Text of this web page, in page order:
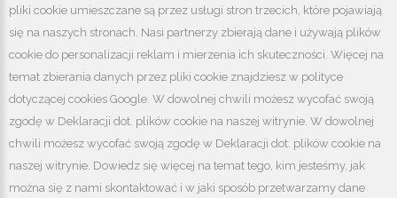
pliki cookie umieszczane są przez usługi stron trzecich, które pojawiają
się na naszych stronach. Nasi partnerzy zbierają dane i używają plików
cookie do personalizacji reklam i mierzenia ich skuteczności. Więcej na
temat zbierania danych przez pliki cookie znajdziesz w polityce
dotyczącej cookies Google. W dowolnej chwili możesz wycofać swoją
zgodę w Deklaracji dot. plików cookie na naszej witrynie. W dowolnej
chwili możesz wycofać swoją zgodę w Deklaracji dot. plików cookie na
naszej witrynie. Dowiedz się więcej na temat tego, kim jesteśmy, jak
można się z nami skontaktować i w jaki sposób przetwarzamy dane
HURTOWNIA WENTYLACJI I
KLIMATYZACJI
UL. BOHATERÓW MONTE CASSINO 507
43-382 BIELSKO-BIAŁA